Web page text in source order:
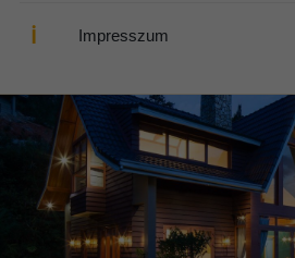
ℹ Impresszum